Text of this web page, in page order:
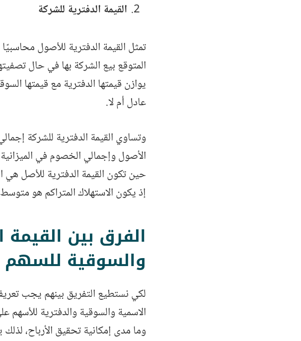
القيمة الدفترية للشركة
تمثل القيمة الدفترية للأصول
المتوقع بيع الشركة بها في حال
يوازن قيمتها الدفترية مع قيمتها
عادل أم لا.
وتساوي القيمة الدفترية للشركة
الأصول وإجمالي الخصوم في
حين تكون القيمة الدفترية للأصل هي
إذ يكون الاستهلاك المتراكم هو
الفرق بين القيمة
والسوقية للسهم
لكي نستطيع التفريق بينهم يجب
الاسمية والسوقية والدفترية
وما مدى إمكانية تحقيق الأرباح،